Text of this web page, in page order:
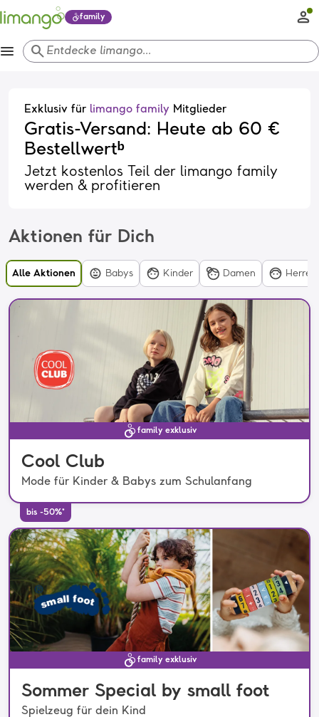
family
search Entdecke limango...
Exklusiv für limango family Mitglieder
Gratis-Versand: Heute ab 60 €
Bestellwertᵇ
Jetzt kostenlos Teil der limango family
werden & profitieren
Aktionen für Dich
Alle Aktionen Babys Kinder Damen Herren
family exklusiv
Cool Club
Mode für Kinder & Babys zum Schulanfang
bis -50%*
family exklusiv
Sommer Special by small foot
Spielzeug für dein Kind